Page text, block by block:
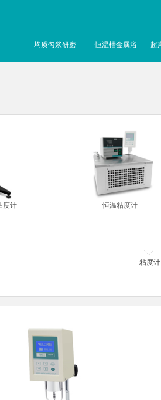
均质匀浆研磨 恒温槽金属浴 超
度计 恒温粘度计
粘度计